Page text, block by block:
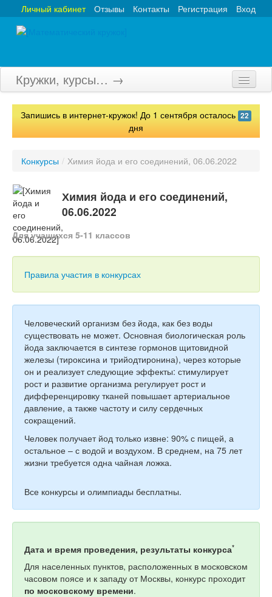
Вход
Регистрация
Контакты
Отзывы
Личный кабинет
Кружки, курсы… →
Главная
Турниры
Конкурсы
Тесты
Игры
Учитель
Запишись в интернет-кружок! До 1 сентября осталось 22
дня
Конкурсы / Химия йода и его соединений, 06.06.2022
Химия йода и его соединений,
06.06.2022
Для учащихся 5-11 классов
Правила участия в конкурсах
Человеческий организм без йода, как без воды
существовать не может. Основная биологическая роль
йода заключается в синтезе гормонов щитовидной
железы (тироксина и трийодтиронина), через которые
он и реализует следующие эффекты: стимулирует
рост и развитие организма регулирует рост и
дифференцировку тканей повышает артериальное
давление, а также частоту и силу сердечных
сокращений.
Человек получает йод только извне: 90% с пищей, а
остальное – с водой и воздухом. В среднем, на 75 лет
жизни требуется одна чайная ложка.
Все конкурсы и олимпиады бесплатны.
Дата и время проведения, результаты конкурса*
Для населенных пунктов, расположенных в московском
часовом поясе и к западу от Москвы, конкурс проходит
по московскому времени.